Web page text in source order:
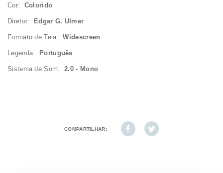
Cor: Colorido
Diretor: Edgar G. Ulmer
Formato de Tela:Widescreen
Legenda: Português
Sistema de Som:2.0 - Mono
COMPARTILHAR: